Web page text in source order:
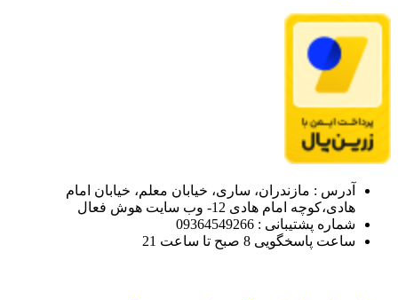
آدرس : مازندران، ساری، خیابان معلم، خیابان امام
هادی،کوچه امام هادی 12- وب سایت هوش فعال
شماره پشتیبانی : 09364549266
ساعت پاسخگویی 8 صبح تا ساعت 21